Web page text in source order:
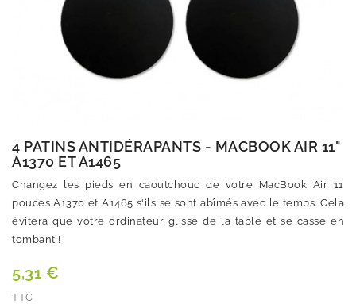
4 PATINS ANTIDÉRAPANTS - MACBOOK AIR 11"
A1370 ET A1465
Changez les pieds en caoutchouc de votre MacBook Air 11
pouces A1370 et A1465 s'ils se sont abîmés avec le temps. Cela
évitera que votre ordinateur glisse de la table et se casse en
tombant !
5,31 €
TTC